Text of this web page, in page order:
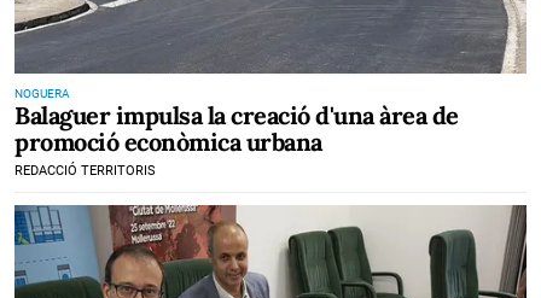
NOGUERA
Balaguer impulsa la creació d'una àrea de
promoció econòmica urbana
REDACCIÓ TERRITORIS